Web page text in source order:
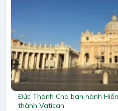
Đức Thánh Cha ban hành
thành Vatican